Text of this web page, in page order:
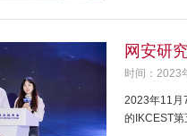
网安研
时间：2023
2023年11月
的IKCEST第